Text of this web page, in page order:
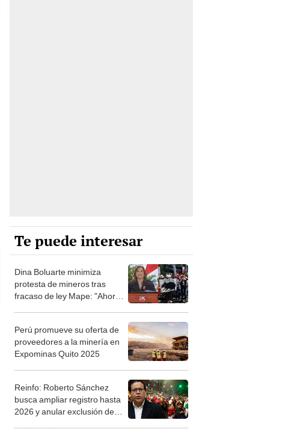
Te puede interesar
Dina Boluarte minimiza
protesta de mineros tras
fracaso de ley Mape: "Ahora
Perú promueve su oferta de
proveedores a la minería en
Expominas Quito 2025
Reinfo: Roberto Sánchez
busca ampliar registro hasta
2026 y anular exclusión de